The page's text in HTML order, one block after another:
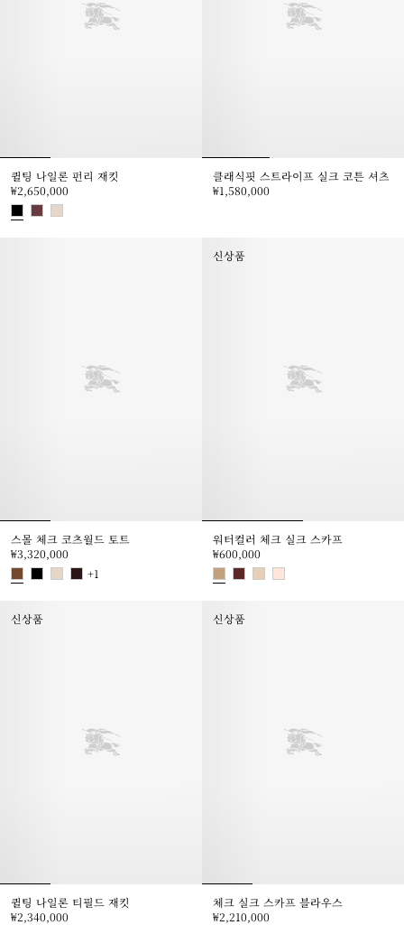
퀼팅 나일론 펀리 재킷
₩2,650,000
클래식핏 스트라이프 실크 코튼 셔츠
₩1,580,000
스몰 체크 코츠월드 토트
₩3,320,000
+1
신상품
워터컬러 체크 실크 스카프
₩600,000
신상품
퀼팅 나일론 티필드 재킷
₩2,340,000
신상품
체크 실크 스카프 블라우스
₩2,210,000